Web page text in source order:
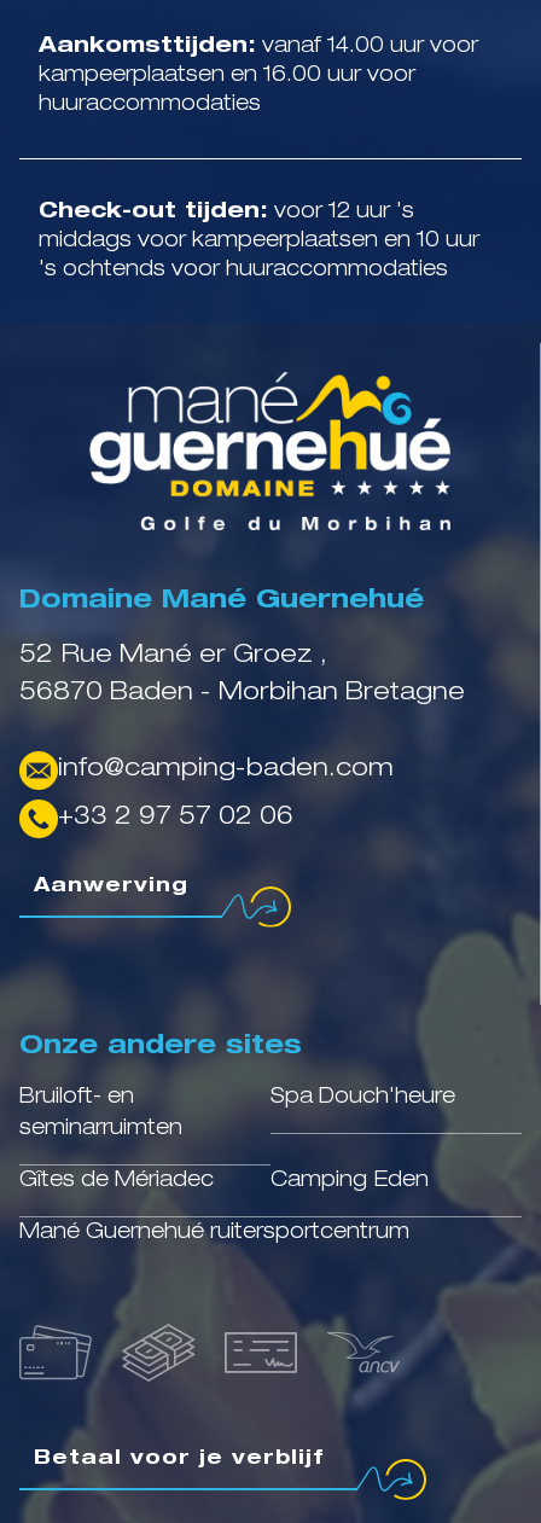
Aankomsttijden: vanaf 14.00 uur voor
kampeerplaatsen en 16.00 uur voor
huuraccommodaties
Check-out tijden: voor 12 uur 's
middags voor kampeerplaatsen en 10 uur
's ochtends voor huuraccommodaties
Domaine Mané Guernehué
52 Rue Mané er Groez ,
56870 Baden - Morbihan Bretagne
info@camping-baden.com
+33 2 97 57 02 06
Aanwerving
Onze andere sites
Bruiloft- en
seminarruimten
Spa Douch'heure
Gîtes de Mériadec Camping Eden
Mané Guernehué ruitersportcentrum
Betaal voor je verblijf